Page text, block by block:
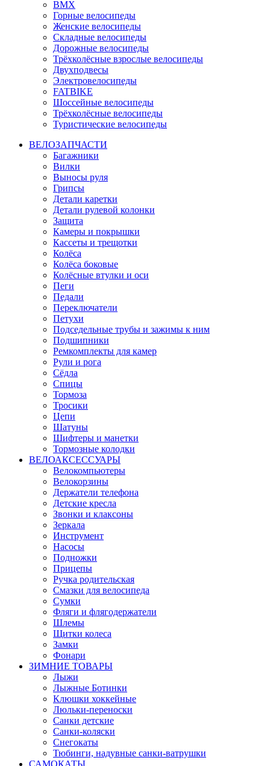
BMX
Горные велосипеды
Женские велосипеды
Складные велосипеды
Дорожные велосипеды
Трёхколёсные взрослые велосипеды
Двухподвесы
Электровелосипеды
FATBIKE
Шоссейные велосипеды
Трёхколёсные велосипеды
Туристические велосипеды
ВЕЛОЗАПЧАСТИ
Багажники
Вилки
Выносы руля
Грипсы
Детали каретки
Детали рулевой колонки
Защита
Камеры и покрышки
Кассеты и трещотки
Колёса
Колёса боковые
Колёсные втулки и оси
Пеги
Педали
Переключатели
Петухи
Подседельные трубы и зажимы к ним
Подшипники
Ремкомплекты для камер
Рули и рога
Сёдла
Спицы
Тормоза
Тросики
Цепи
Шатуны
Шифтеры и манетки
Тормозные колодки
ВЕЛОАКСЕССУАРЫ
Велокомпьютеры
Велокорзины
Держатели телефона
Детские кресла
Звонки и клаксоны
Зеркала
Инструмент
Насосы
Подножки
Прицепы
Ручка родительская
Смазки для велосипеда
Сумки
Фляги и флягодержатели
Шлемы
Щитки колеса
Замки
Фонари
ЗИМНИЕ ТОВАРЫ
Лыжи
Лыжные Ботинки
Клюшки хоккейные
Люльки-переноски
Санки детские
Санки-коляски
Снегокаты
Тюбинги, надувные санки-ватрушки
САМОКАТЫ